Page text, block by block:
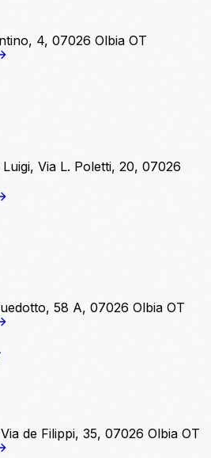
4, 07026 Olbia OT
Via L. Poletti, 20, 07026
58 A, 07026 Olbia OT
de Filippi, 35, 07026 Olbia OT